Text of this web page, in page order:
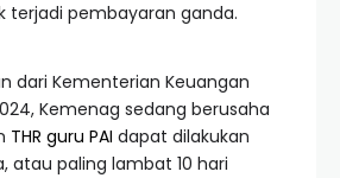
terjadi pembayaran ganda.
dari Kementerian Keuangan
Kemenag sedang berusaha
THR guru PAI dapat dilakukan
atau paling lambat 10 hari